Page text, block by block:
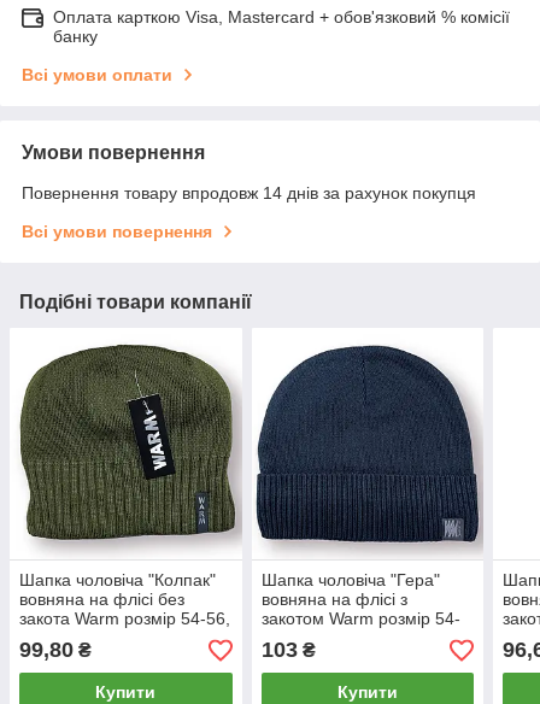
Оплата карткою Visa, Mastercard + обов'язковий % комісії
банку
Всі умови оплати
Умови повернення
Повернення товару впродовж 14 днів за рахунок покупця
Всі умови повернення
Подібні товари компанії
Шапка чоловіча "Колпак"
вовняна на флісі без
закота Warm розмір 54-56,
хакі, 020223
99,80 ₴
Купити
Шапка чоловіча "Гера"
вовняна на флісі з
закотом Warm розмір 54-
56, синя, 020204
103₴
Купити